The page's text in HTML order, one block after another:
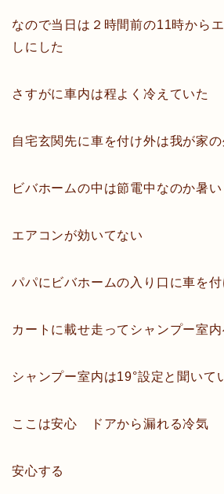
なので当日は２時間前の11時から
しにした
さすがに車内は程よく冷えていた
自宅玄関先に車を付け外は我が家
ビバホームの中は節電中なのか暑い
エアコンが効いてない
パパにビバホームの入り口に車を
カートに載せ走ってシャンプー室
シャンプー室内は19°設定と聞いて
ここは安心 ドアから漏れる冷気
安心する